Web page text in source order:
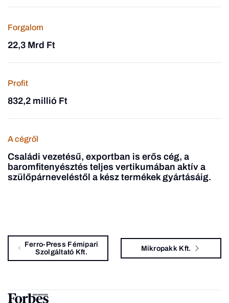
Forgalom
22,3 Mrd Ft
Profit
832,2 millió Ft
A cégről
Családi vezetésű, exportban is erős cég, a
baromfitenyésztés teljes vertikumában aktív a
szülőpárneveléstől a kész termékek gyártásáig.
Ferro-Press Fémipari
Szolgáltató Kft.
Mikropakk Kft.